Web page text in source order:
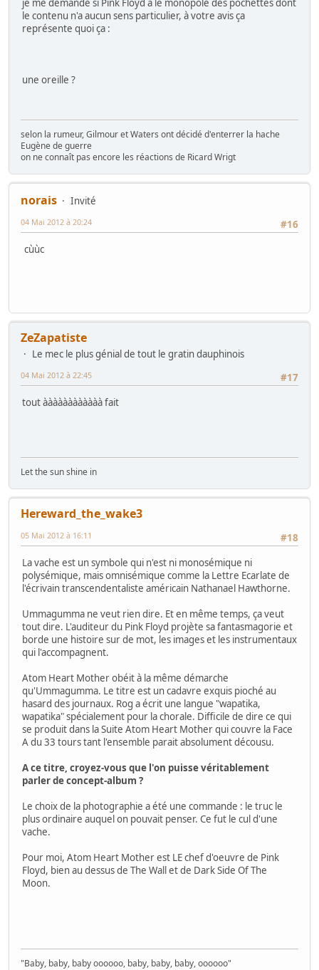
je me demande si Pink Floyd a le monopole des pochettes dont
le contenu n'a aucun sens particulier, à votre avis ça
représente quoi ça :
une oreille ?
selon la rumeur, Gilmour et Waters ont décidé d'enterrer la hache
Eugène de guerre
on ne connaît pas encore les réactions de Ricard Wrigt
norais
Invité
#16
04 Mai 2012 à 20:24
cùùc
ZeZapatiste
Le mec le plus génial de tout le gratin dauphinois
#17
04 Mai 2012 à 22:45
tout àààààààààààà fait
Let the sun shine in
Hereward_the_wake3
#18
05 Mai 2012 à 16:11
La vache est un symbole qui n'est ni monosémique ni
polysémique, mais omnisémique comme la Lettre Ecarlate de
l'écrivain transcendentaliste américain Nathanael Hawthorne.
Ummagumma ne veut rien dire. Et en même temps, ça veut
tout dire. L'auditeur du Pink Floyd projète sa fantasmagorie et
borde une histoire sur de mot, les images et les instrumentaux
qui l'accompagnent.
Atom Heart Mother obéit à la même démarche
qu'Ummagumma. Le titre est un cadavre exquis pioché au
hasard des journaux. Rog a écrit une langue "wapatika,
wapatika" spécialement pour la chorale. Difficile de dire ce qui
se produit dans la Suite Atom Heart Mother qui couvre la Face
A du 33 tours tant l'ensemble parait absolument décousu.
A ce titre, croyez-vous que l'on puisse véritablement
parler de concept-album ?
Le choix de la photographie a été une commande : le truc le
plus ordinaire auquel on pouvait penser. Ce fut le cul d'une
vache.
Pour moi, Atom Heart Mother est LE chef d'oeuvre de Pink
Floyd, bien au dessus de The Wall et de Dark Side Of The
Moon.
"Baby, baby, baby oooooo, baby, baby, baby, oooooo"